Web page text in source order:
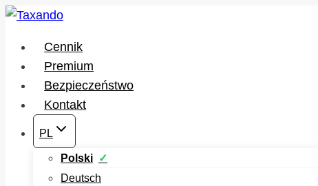
Przejdź
treści
Cennik
Premium
Bezpieczeństwo
Kontakt
PL
Polski
Deutsch